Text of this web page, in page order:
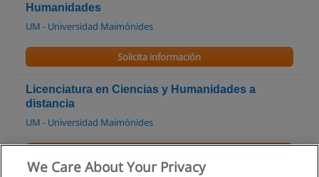
Humanidades
UM - Universidad Maimónides
Solicita información
Licenciatura en Ciencias y Humanidades a
distancia
UM - Universidad Maimónides
We Care About Your Privacy